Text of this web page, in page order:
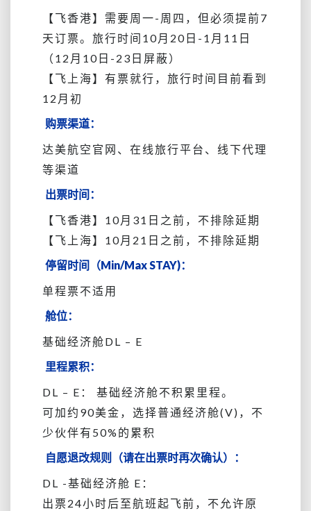
【飞香港】需要周一-周四，但必须提前7
天订票。旅行时间10月20日-1月11日
（12月10日-23日屏蔽）
【飞上海】有票就行，旅行时间目前看到
12月初
购票渠道：
达美航空官网、在线旅行平台、线下代理
等渠道
出票时间：
【飞香港】10月31日之前，不排除延期
【飞上海】10月21日之前，不排除延期
停留时间（Min/Max STAY)：
单程票不适用
舱位：
基础经济舱DL – E
里程累积：
DL – E： 基础经济舱不积累里程。
可加约90美金，选择普通经济舱(V)，不
少伙伴有50%的累积
自愿退改规则（请在出票时再次确认）：
DL -基础经济舱 E：
出票24小时后至航班起飞前，不允许原